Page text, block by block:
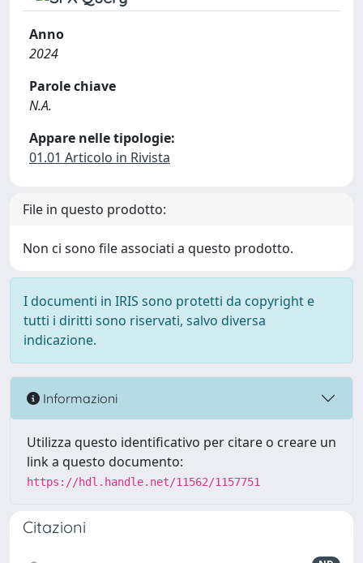
Anno
2024
Parole chiave
N.A.
Appare nelle tipologie:
01.01 Articolo in Rivista
File in questo prodotto:
Non ci sono file associati a questo prodotto.
I documenti in IRIS sono protetti da copyright e
tutti i diritti sono riservati, salvo diversa
indicazione.
Informazioni
Utilizza questo identificativo per citare o creare un
link a questo documento:
https://hdl.handle.net/11562/1157751
Citazioni